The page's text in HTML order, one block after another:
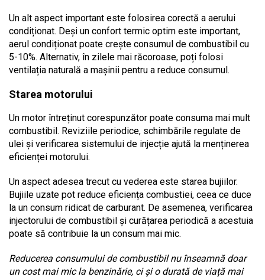
Un alt aspect important este folosirea corectă a aerului
condiționat. Deși un confort termic optim este important,
aerul condiționat poate crește consumul de combustibil cu
5-10%. Alternativ, în zilele mai răcoroase, poți folosi
ventilația naturală a mașinii pentru a reduce consumul.
Starea motorului
Un motor întreținut corespunzător poate consuma mai mult
combustibil. Reviziile periodice, schimbările regulate de
ulei și verificarea sistemului de injecție ajută la menținerea
eficienței motorului.
Un aspect adesea trecut cu vederea este starea bujiilor.
Bujiile uzate pot reduce eficiența combustiei, ceea ce duce
la un consum ridicat de carburant. De asemenea, verificarea
injectorului de combustibil și curățarea periodică a acestuia
poate să contribuie la un consum mai mic.
Reducerea consumului de combustibil nu înseamnă doar
un cost mai mic la benzinărie, ci și o durată de viață mai